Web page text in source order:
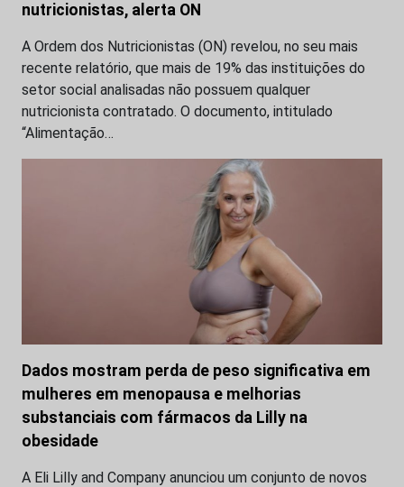
nutricionistas, alerta ON
A Ordem dos Nutricionistas (ON) revelou, no seu mais
recente relatório, que mais de 19% das instituições do
setor social analisadas não possuem qualquer
nutricionista contratado. O documento, intitulado
“Alimentação…
Dados mostram perda de peso significativa em
mulheres em menopausa e melhorias
substanciais com fármacos da Lilly na
obesidade
A Eli Lilly and Company anunciou um conjunto de novos